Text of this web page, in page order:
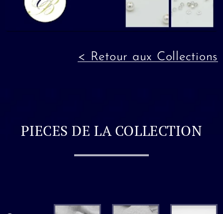
< Retour aux Collections
PIECES DE LA COLLECTION